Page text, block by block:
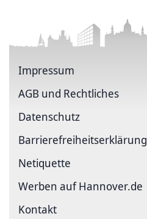
Impressum
AGB und Rechtliches
Datenschutz
Barriere­freiheits­erklärung
Netiquette
Werben auf Hannover.de
Kontakt